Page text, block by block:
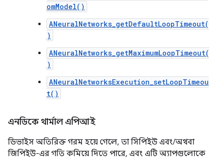
omModel()
ANeuralNetworks_getDefaultLoopTimeout(
)
ANeuralNetworks_getMaximumLoopTimeout(
)
ANeuralNetworksExecution_setLoopTimeou
t()
এনডিকে থার্মাল এপিআই
ডিভাইস অতিরিক্ত গরম হয়ে গেলে, তা সিপিইউ এবং/অথবা
জিপিইউ-এর গতি কমিয়ে দিতে পারে, এবং এটি অ্যাপগুলোকে